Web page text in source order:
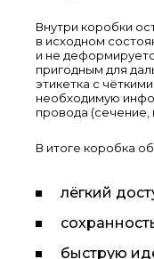
Внутри коробки
в исходном
и не
пригодным для
этикетка с
необходимую
провода (сечение,
В итоге коробка
лёгкий
быструю